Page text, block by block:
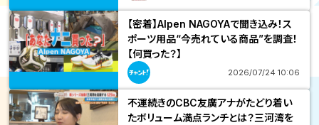
2026/07/24 10:06
【密着】Alpen NAGOYAで聞き込み！ス
ポーツ用品“今売れている商品”を調査！
【何買った？】
不運続きのCBC友廣アナがたどり着い
たボリューム満点ランチとは？三河湾を